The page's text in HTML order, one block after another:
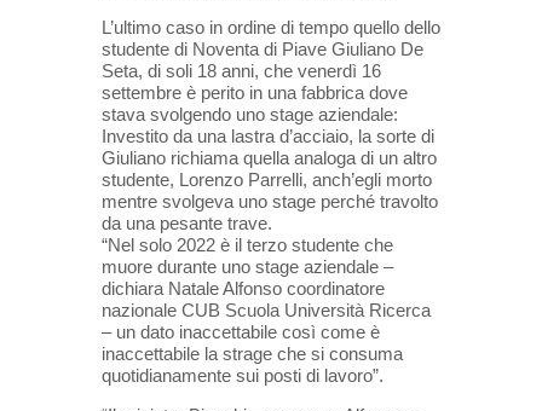
L’ultimo caso in ordine di tempo quello dello
studente di Noventa di Piave Giuliano De
Seta, di soli 18 anni, che venerdì 16
settembre è perito in una fabbrica dove
stava svolgendo uno stage aziendale:
Investito da una lastra d’acciaio, la sorte di
Giuliano richiama quella analoga di un altro
studente, Lorenzo Parrelli, anch’egli morto
mentre svolgeva uno stage perché travolto
da una pesante trave.
“Nel solo 2022 è il terzo studente che
muore durante uno stage aziendale –
dichiara Natale Alfonso coordinatore
nazionale CUB Scuola Università Ricerca
– un dato inaccettabile così come è
inaccettabile la strage che si consuma
quotidianamente sui posti di lavoro”.